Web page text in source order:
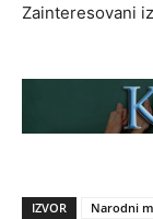
Zainteresovani
IZVOR
Narodni